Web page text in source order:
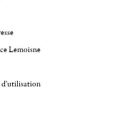
Lemoisne